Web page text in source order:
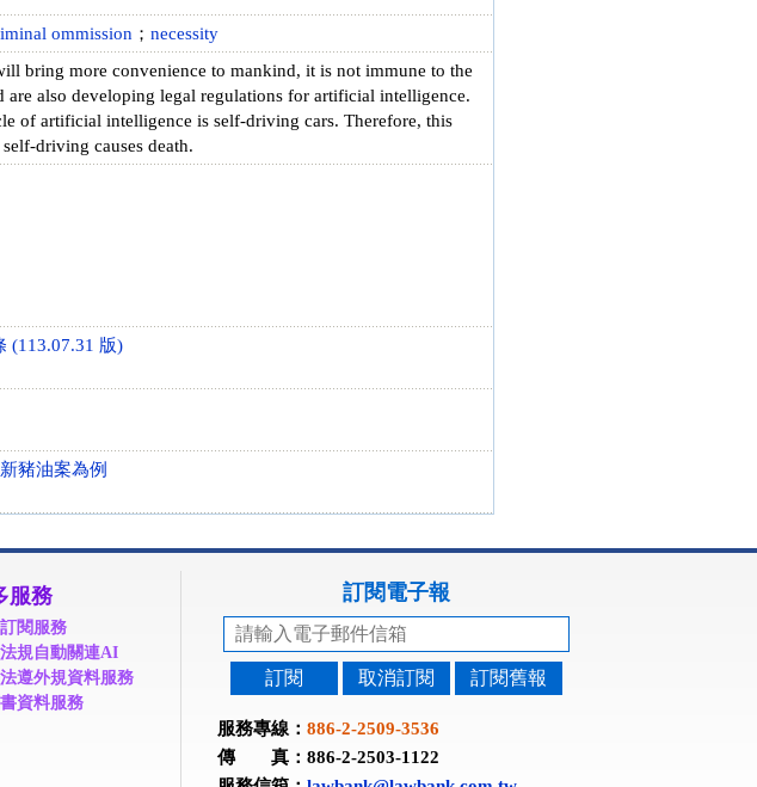
ommission ； necessity
bring more convenience to mankind, it is not immune to the
also developing legal regulations for artificial intelligence.
of artificial intelligence is self-driving cars. Therefore, this
driving causes death.
(113.07.31 版)
豬油案為例
服務
閱服務
規自動關連AI
遵外規資料服務
資料服務
訂閱電子報
訂閱 取消訂閱 訂閱舊報
服務專線： 886-2-2509-3536
傳 真：886-2-2503-1122